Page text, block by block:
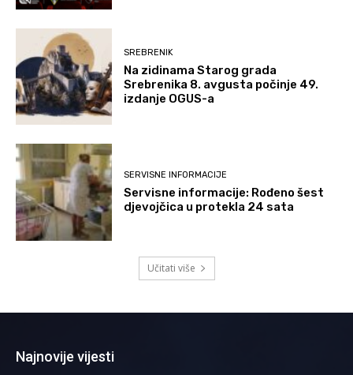
SREBRENIK
Na zidinama Starog grada
Srebrenika 8. avgusta počinje 49.
izdanje OGUS-a
SERVISNE INFORMACIJE
Servisne informacije: Rođeno šest
djevojčica u protekla 24 sata
Učitati više
Najnovije vijesti